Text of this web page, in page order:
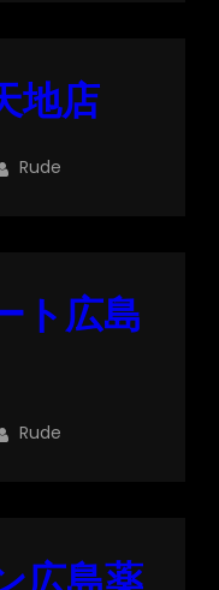
地店
Rude
ト広島
Rude